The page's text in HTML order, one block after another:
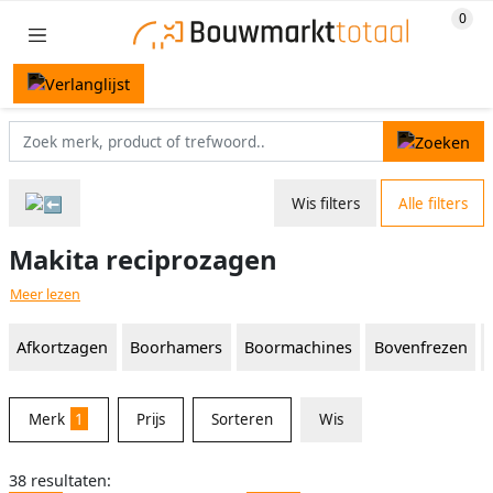
Wis filters Alle filters
Makita reciprozagen
Meer lezen
Afkortzagen Boorhamers Boormachines Bovenfrezen
Merk 1 Prijs Sorteren Wis
38 resultaten: